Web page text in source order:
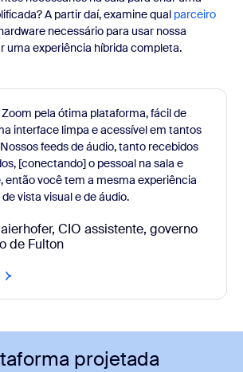
A partir daí, examine qual parceiro
necessário para usar nossa
uma experiência híbrida completa.
Zoom pela ótima plataforma, fácil de
interface limpa e acessível em tantos
feeds de áudio, tanto recebidos
[conectando] o pessoal na sala e
então você tem a mesma experiência
vista visual e de áudio.
CIO assistente, governo
de Fulton
projetada